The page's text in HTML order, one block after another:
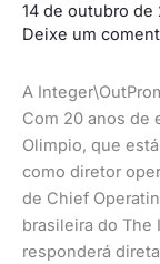
14 de outubro de
Deixe um
A
Com 20 anos de
Olimpio, que
como diretor
de Chief
brasileira do The
responderá